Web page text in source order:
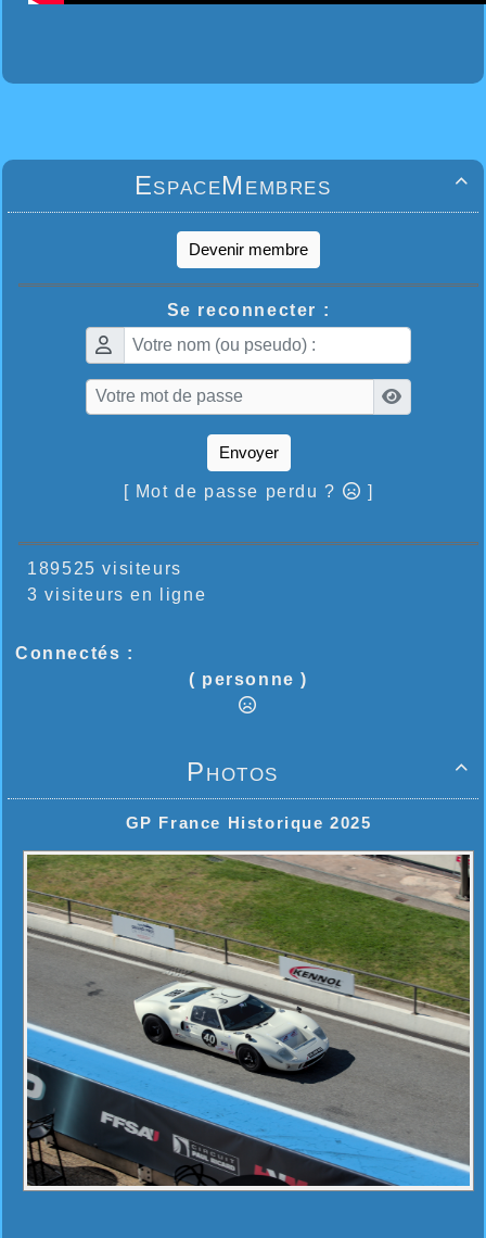

EspaceMembres
Devenir membre
Se reconnecter :
Envoyer
[ Mot de passe perdu ? ]
189525 visiteurs
3 visiteurs en ligne
Connectés :
( personne )

Photos
GP France Historique 2025